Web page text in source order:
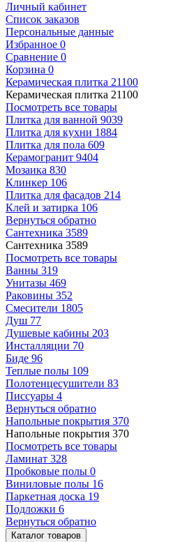
Личный кабинет
Список заказов
Персональные данные
Избранное 0
Сравнение 0
Корзина 0
Керамическая плитка 21100
Керамическая плитка 21100
Посмотреть все товары
Плитка для ванной 9039
Плитка для кухни 1884
Плитка для пола 609
Керамогранит 9404
Мозаика 830
Клинкер 106
Плитка для фасадов 214
Клей и затирка 106
Вернуться обратно
Сантехника 3589
Сантехника 3589
Посмотреть все товары
Ванны 319
Унитазы 469
Раковины 352
Смесители 1805
Душ 77
Душевые кабины 203
Инсталляции 70
Биде 96
Теплые полы 109
Полотенцесушители 83
Писсуары 4
Вернуться обратно
Напольные покрытия 370
Напольные покрытия 370
Посмотреть все товары
Ламинат 328
Пробковые полы 0
Виниловые полы 16
Паркетная доска 19
Подложки 6
Вернуться обратно
Каталог товаров